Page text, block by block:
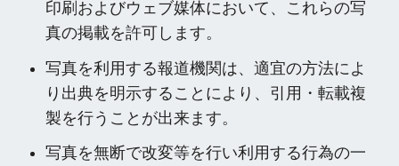
印刷およびウェブ媒体において、これらの写
真の掲載を許可します。
写真を利用する報道機関は、適宜の方法によ
り出典を明示することにより、引用・転載複
製を行うことが出来ます。
写真を無断で改変等を行い利用する行為の一